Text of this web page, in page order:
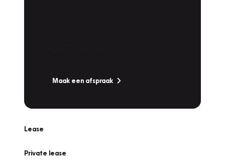
Maak een afspraak
Lease
Private lease